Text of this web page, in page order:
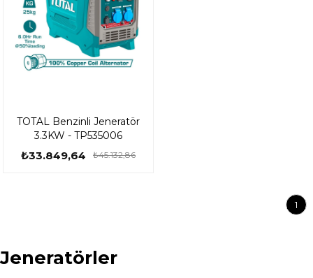
TOTAL Benzinli Jeneratör
3.3KW - TP535006
₺33.849,64 ₺45.132,86
1
Jeneratörler